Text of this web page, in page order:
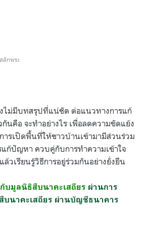
ลักพระ
ไม่มีบทสรุปที่แน่ชัด ต่อแนวทางการแก้
นคือ จะทำอย่างไร เพื่อลดความขัดแย้ง
ารเปิดพื้นที่ให้ชาวบ้านเข้ามามีส่วนร่วม
ก้ปัญหา ควบคู่กับการทำความเข้าใจ
วเรียนรู้วิธีการอยู่ร่วมกันอย่างยั่งยืน
บมูลนิธิสืบนาคะเสถียร ผ่านการ
นาคะเสถียร ผ่านบัญชีธนาคาร